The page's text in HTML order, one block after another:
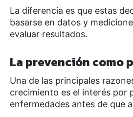
La diferencia es que estas
basarse en datos y
evaluar resultados.
La prevención como
Una de las principales
crecimiento es el interés por
enfermedades antes de que